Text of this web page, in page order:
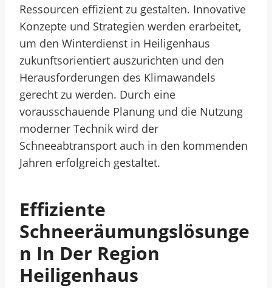
Ressourcen effizient zu gestalten. Innovative
Konzepte und Strategien werden erarbeitet,
um den Winterdienst in Heiligenhaus
zukunftsorientiert auszurichten und den
Herausforderungen des Klimawandels
gerecht zu werden. Durch eine
vorausschauende Planung und die Nutzung
moderner Technik wird der
Schneeabtransport auch in den kommenden
Jahren erfolgreich gestaltet.
Effiziente
Schneeräumungslösunge
N In Der Region
Heiligenhaus